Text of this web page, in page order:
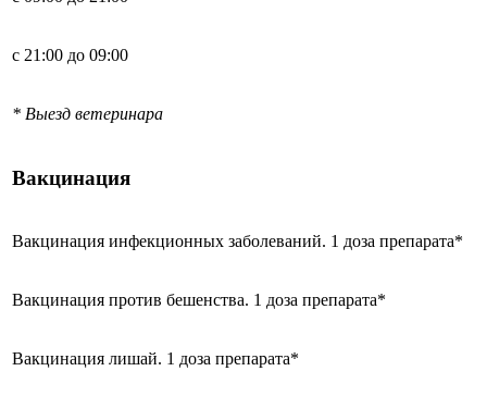
с 21:00 до 09:00
* Выезд ветеринара
Вакцинация
Вакцинация инфекционных заболеваний. 1 доза препарата*
Вакцинация против бешенства. 1 доза препарата*
Вакцинация лишай. 1 доза препарата*